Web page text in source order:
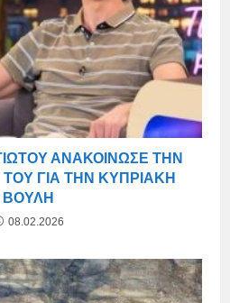
ΑΝΑΚΟΊΝΩΣΕ ΤΗΝ
ΓΙΑ ΤΗΝ ΚΥΠΡΙΑΚΉ
ΒΟΥΛΉ
08.02.2026